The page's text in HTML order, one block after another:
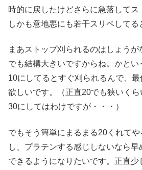
時的に戻したけどさらに急落してス
しかも意地悪にも若干スリペしてる
まあストップ刈られるのはしょう
でも結構大きいですからね。かと
10にしてるとすぐ刈られるんで、最
欲しいです。（正直20でも狭いく
30にしてはわけですが・・・）
でもそう簡単にまるまる20くれて
し、プラテンする感じしないなら
できるようになりたいです。正直